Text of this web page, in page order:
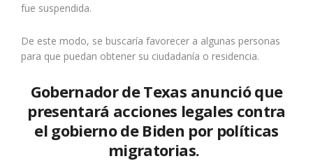
fue suspendida.
De este modo, se buscaría favorecer a algunas personas
para que puedan obtener su ciudadanía o residencia.
Gobernador de Texas anunció que
presentará acciones legales contra
el gobierno de Biden por políticas
migratorias.